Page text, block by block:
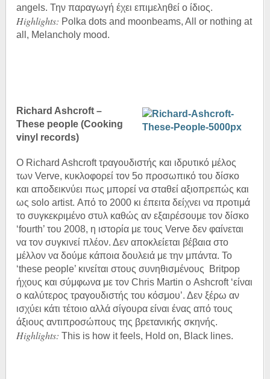
angels. Την παραγωγή έχει επιμεληθεί ο ίδιος.
Highlights: Polka dots and moonbeams, All or nothing at
all, Melancholy mood.
Richard Ashcroft –
These people (Cooking
vinyl records)
Ο Richard Ashcroft τραγουδιστής και ιδρυτικό μέλος
των Verve, κυκλοφορεί τον 5ο προσωπικό του δίσκο
και αποδεικνύει πως μπορεί να σταθεί αξιοπρεπώς και
ως solo artist. Από το 2000 κι έπειτα δείχνει να προτιμά
το συγκεκριμένο στυλ καθώς αν εξαιρέσουμε τον δίσκο
‘fourth’ του 2008, η ιστορία με τους Verve δεν φαίνεται
να τον συγκινεί πλέον. Δεν αποκλείεται βέβαια στο
μέλλον να δούμε κάποια δουλειά με την μπάντα. Το
‘these people’ κινείται στους συνηθισμένους Britpop
ήχους και σύμφωνα με τον Chris Martin ο Ashcroft ‘είναι
ο καλύτερος τραγουδιστής του κόσμου’. Δεν ξέρω αν
ισχύει κάτι τέτοιο αλλά σίγουρα είναι ένας από τους
άξιους αντιπροσώπους της βρετανικής σκηνής.
Highlights: This is how it feels, Hold on, Black lines.